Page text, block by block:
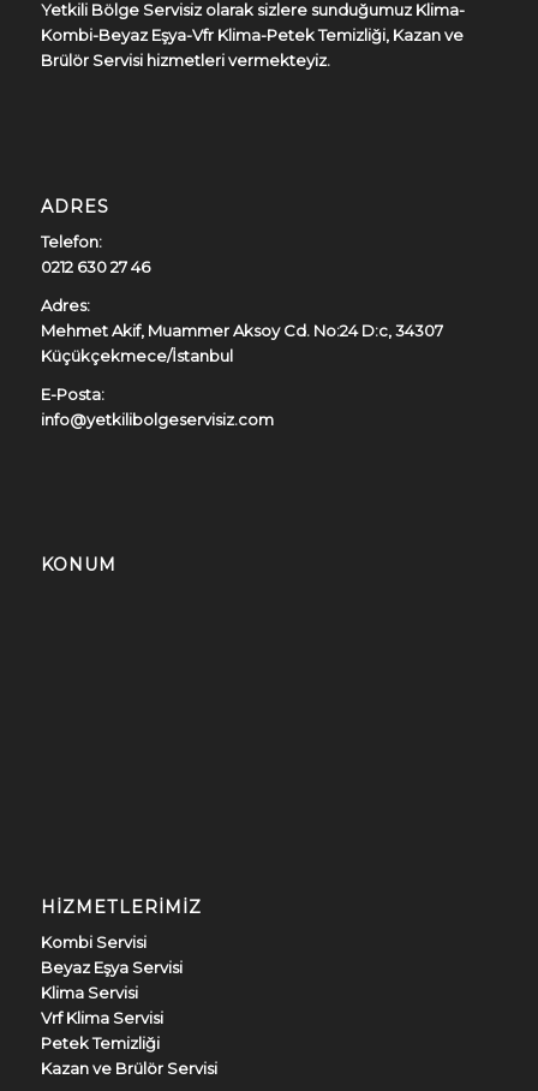
Yetkili Bölge Servisiz olarak sizlere sunduğumuz Klima-
Kombi-Beyaz Eşya-Vfr Klima-Petek Temizliği, Kazan ve
Brülör Servisi hizmetleri vermekteyiz.
ADRES
Telefon:
0212 630 27 46
Adres:
Mehmet Akif, Muammer Aksoy Cd. No:24 D:c, 34307
Küçükçekmece/İstanbul
E-Posta:
info@yetkilibolgeservisiz.com
KONUM
HIZMETLERIMIZ
Kombi Servisi
Beyaz Eşya Servisi
Klima Servisi
Vrf Klima Servisi
Petek Temizliği
Kazan ve Brülör Servisi